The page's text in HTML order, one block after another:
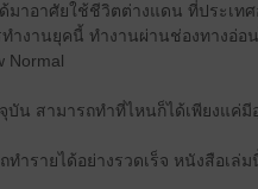
าอาศัยใช้ชีวิตต่างแดน ที่ประเทศ
งานยุคนี้ ทำงานผ่านช่องทางอ่อ
Normal
บัน สามารถทำที่ไหนก็ได้เพียงแค่
ำรายได้อย่างรวดเร็จ หนังสือเล่